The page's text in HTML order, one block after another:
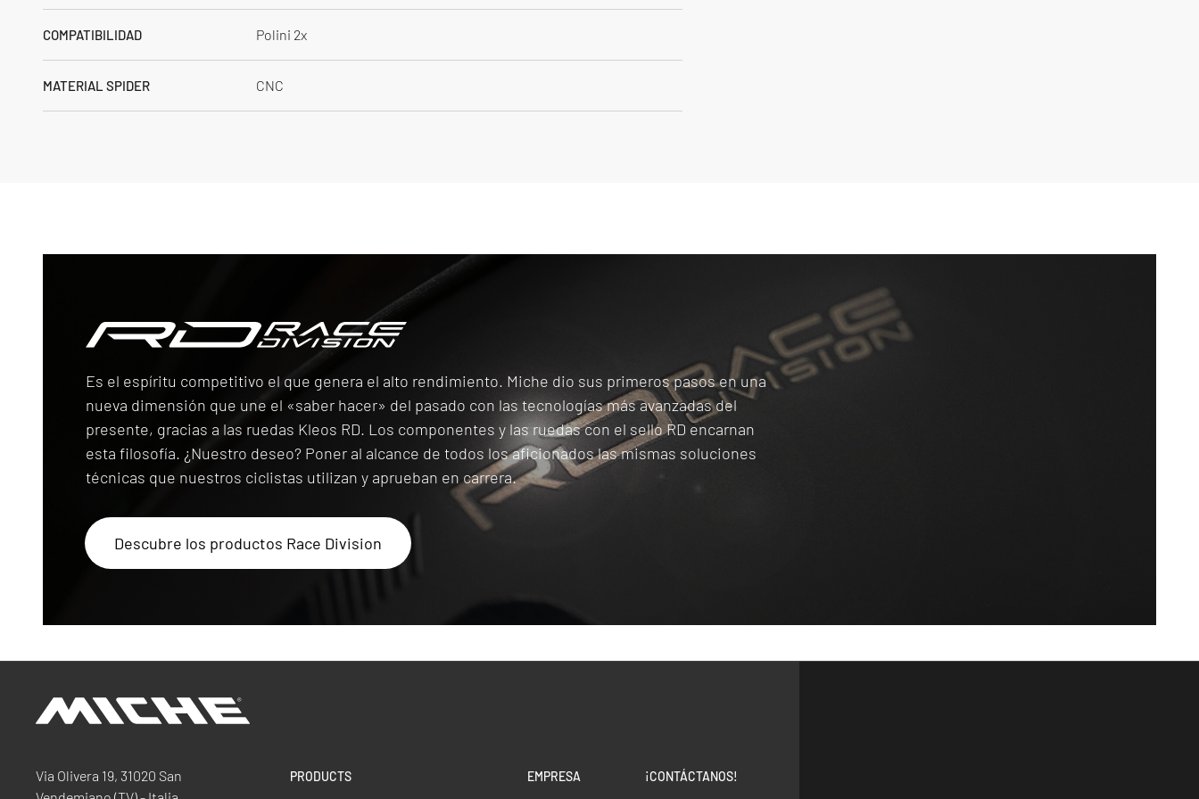
COMPATIBILIDAD Polini 2x
MATERIAL SPIDER CNC
Es el espíritu competitivo el que genera el alto rendimiento. Miche dio sus primeros pasos en una
nueva dimensión que une el «saber hacer» del pasado con las tecnologías más avanzadas del
presente, gracias a las ruedas Kleos RD. Los componentes y las ruedas con el sello RD encarnan
esta filosofía. ¿Nuestro deseo? Poner al alcance de todos los aficionados las mismas soluciones
técnicas que nuestros ciclistas utilizan y aprueban en carrera.
Descubre los productos Race Division
Via Olivera 19, 31020 San
PRODUCTS
EMPRESA
¡CONTÁCTANOS!